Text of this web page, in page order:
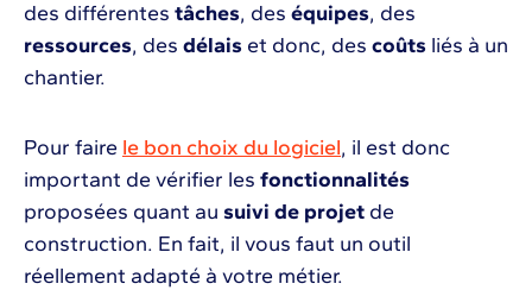
des différentes tâches, des équipes, des
ressources, des délais et donc, des coûts liés à un
chantier.
Pour faire le bon choix du logiciel, il est donc
important de vérifier les fonctionnalités
proposées quant au suivi de projet de
construction. En fait, il vous faut un outil
réellement adapté à votre métier.